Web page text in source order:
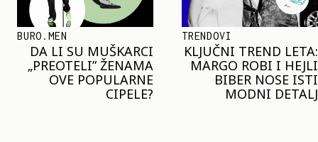
TRENDOVI
KLJUČNI TREND LETA:
MARGO ROBI I HEJLI
BIBER NOSE ISTI
MODNI DETALJ
SHOPPING
JOŠ JE RANO ZA JAKNE
– ALI U RESERVED JE
STIGAO MODEL KOJI
ĆE BITI VELIKI TREND